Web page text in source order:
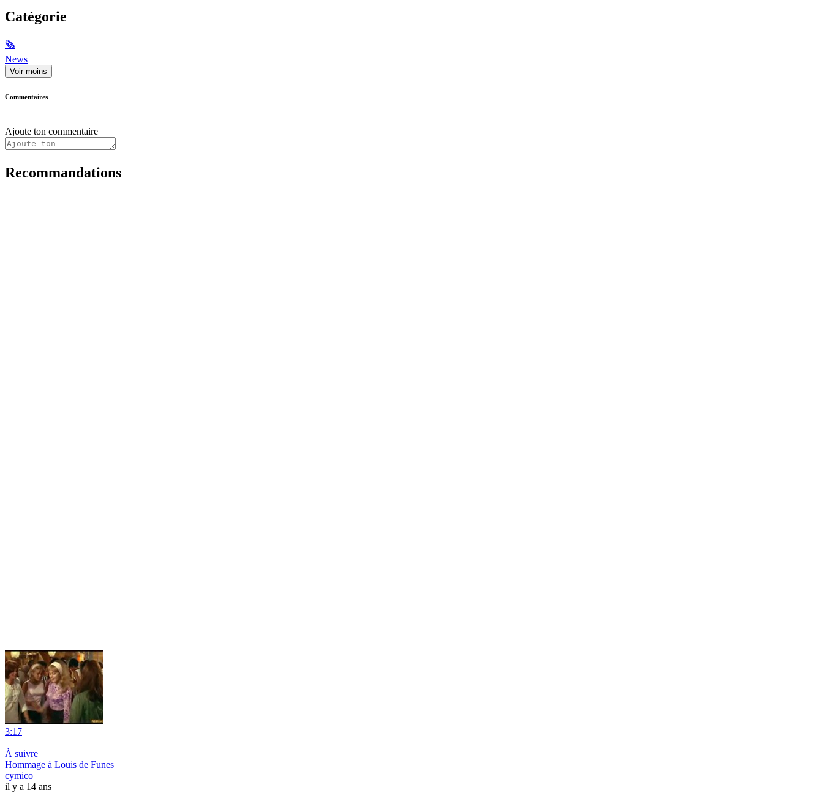
Catégorie
🗞
News
Voir moins
Commentaires
Ajoute ton commentaire
Recommandations
3:17
|
À suivre
Hommage à Louis de Funes
cymico
il y a 14 ans